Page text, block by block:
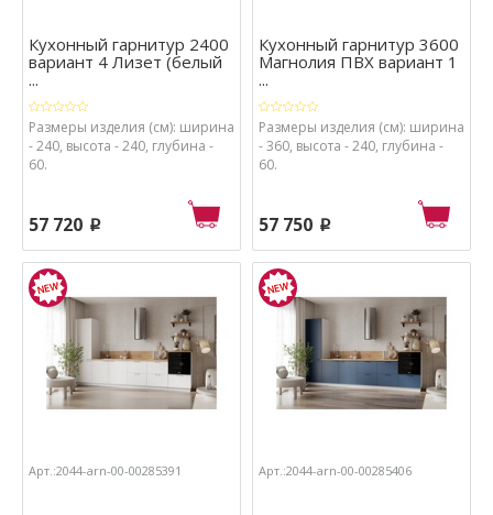
Кухонный гарнитур 2400
вариант 4 Лизет (белый
...
Размеры изделия (см): ширина
- 240, высота - 240, глубина -
60.
57 720 p
Кухонный гарнитур 3600
Магнолия ПВХ вариант 1
...
Размеры изделия (см): ширина
- 360, высота - 240, глубина -
60.
57 750 p
Арт.:2044-arn-00-00285391 Арт.:2044-arn-00-00285406